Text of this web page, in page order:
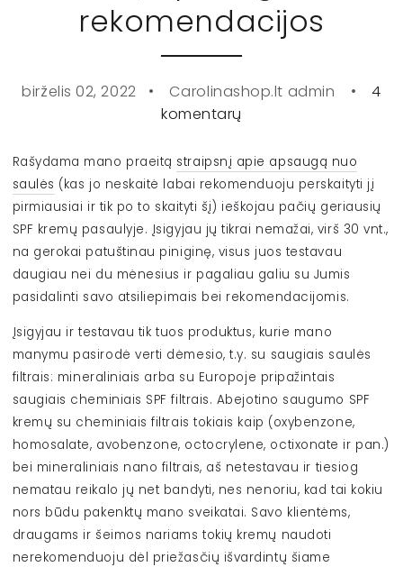
rekomendacijos
birželis 02, 2022 Carolinashop.lt admin
4
komentarų
Rašydama mano praeitą straipsnį apie apsaugą nuo
saulės (kas jo neskaitė labai rekomenduoju perskaityti jį
pirmiausiai ir tik po to skaityti šį) ieškojau pačių geriausių
SPF kremų pasaulyje. Įsigyjau jų tikrai nemažai, virš 30 vnt.,
na gerokai patuštinau piniginę, visus juos testavau
daugiau nei du mėnesius ir pagaliau galiu su Jumis
pasidalinti savo atsiliepimais bei rekomendacijomis.
Įsigyjau ir testavau tik tuos produktus, kurie mano
manymu pasirodė verti dėmesio, t.y. su saugiais saulės
filtrais: mineraliniais arba su Europoje pripažintais
saugiais cheminiais SPF filtrais. Abejotino saugumo SPF
kremų su cheminiais filtrais tokiais kaip (oxybenzone,
homosalate, avobenzone, octocrylene, octixonate ir pan.)
bei mineraliniais nano filtrais, aš netestavau ir tiesiog
nematau reikalo jų net bandyti, nes nenoriu, kad tai kokiu
nors būdu pakenktų mano sveikatai. Savo klientėms,
draugams ir šeimos nariams tokių kremų naudoti
nerekomenduoju dėl priežasčių išvardintų šiame